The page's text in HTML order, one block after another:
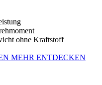
ohne Kraftstoff
MEHR ENTDECKEN